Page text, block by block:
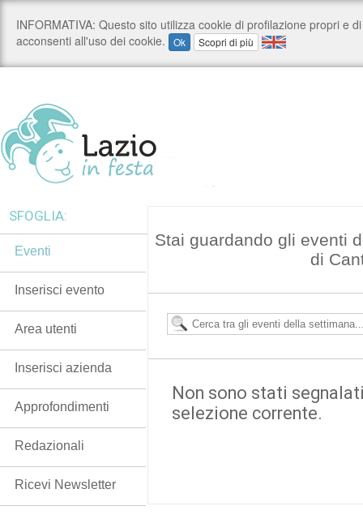
Stai guardando gli eventi
di
Non sono stati
selezione corrente.
SFOGLIA:
Eventi
Inserisci evento
Area utenti
Inserisci azienda
Approfondimenti
Redazionali
Ricevi Newsletter